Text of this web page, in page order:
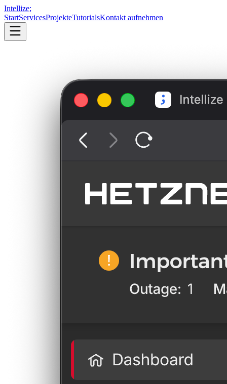
Intellize;
StartServicesProjekteTutorialsKontakt aufnehmen